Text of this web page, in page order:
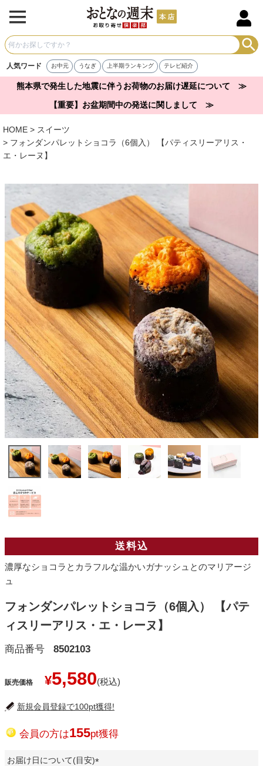
人気ワード お中元 うなぎ 上半期ランキング テレビ紹介
熊本県で発生した地震に伴うお荷物のお届け遅延について ≫
【重要】お盆期間中の発送に関しまして ≫
HOME
スイーツ
フォンダンパレットショコラ（6個入） 【パティスリーアリス・
エ・レーヌ】
送料込
濃厚なショコラとカラフルな温かいガナッシュとのマリアージ
ュ
フォンダンパレットショコラ（6個入） 【パテ
ィスリーアリス・エ・レーヌ】
商品番号 8502103
販売価格 ¥5,580
新規会員登録で100pt獲得!
会員の方は155pt獲得
お届け日について(目安)